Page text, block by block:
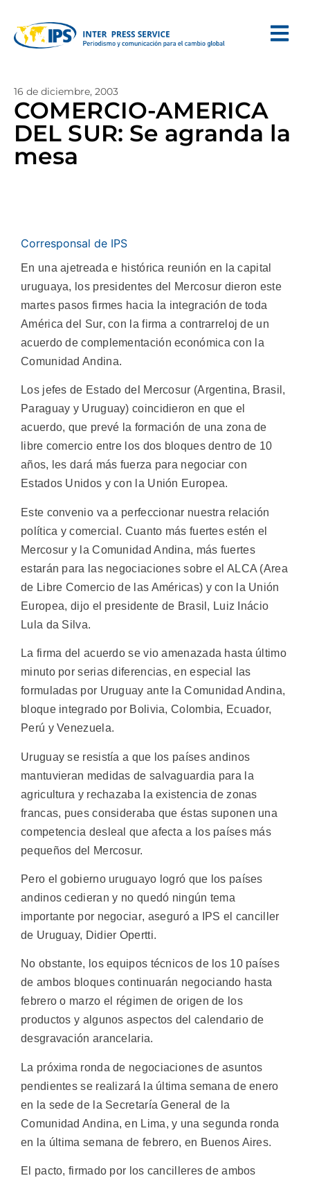
16 de diciembre, 2003
COMERCIO-AMERICA
DEL SUR: Se agranda la
mesa
Corresponsal de IPS
En una ajetreada e histórica reunión en la capital
uruguaya, los presidentes del Mercosur dieron este
martes pasos firmes hacia la integración de toda
América del Sur, con la firma a contrarreloj de un
acuerdo de complementación económica con la
Comunidad Andina.
Los jefes de Estado del Mercosur (Argentina, Brasil,
Paraguay y Uruguay) coincidieron en que el
acuerdo, que prevé la formación de una zona de
libre comercio entre los dos bloques dentro de 10
años, les dará más fuerza para negociar con
Estados Unidos y con la Unión Europea.
Este convenio va a perfeccionar nuestra relación
política y comercial. Cuanto más fuertes estén el
Mercosur y la Comunidad Andina, más fuertes
estarán para las negociaciones sobre el ALCA (Area
de Libre Comercio de las Américas) y con la Unión
Europea, dijo el presidente de Brasil, Luiz Inácio
Lula da Silva.
La firma del acuerdo se vio amenazada hasta último
minuto por serias diferencias, en especial las
formuladas por Uruguay ante la Comunidad Andina,
bloque integrado por Bolivia, Colombia, Ecuador,
Perú y Venezuela.
Uruguay se resistía a que los países andinos
mantuvieran medidas de salvaguardia para la
agricultura y rechazaba la existencia de zonas
francas, pues consideraba que éstas suponen una
competencia desleal que afecta a los países más
pequeños del Mercosur.
Pero el gobierno uruguayo logró que los países
andinos cedieran y no quedó ningún tema
importante por negociar, aseguró a IPS el canciller
de Uruguay, Didier Opertti.
No obstante, los equipos técnicos de los 10 países
de ambos bloques continuarán negociando hasta
febrero o marzo el régimen de origen de los
productos y algunos aspectos del calendario de
desgravación arancelaria.
La próxima ronda de negociaciones de asuntos
pendientes se realizará la última semana de enero
en la sede de la Secretaría General de la
Comunidad Andina, en Lima, y una segunda ronda
en la última semana de febrero, en Buenos Aires.
El pacto, firmado por los cancilleres de ambos